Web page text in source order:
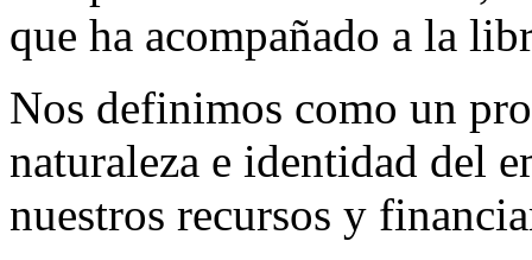
que ha acompañado a la
Nos definimos como un
naturaleza e identidad del
nuestros recursos y